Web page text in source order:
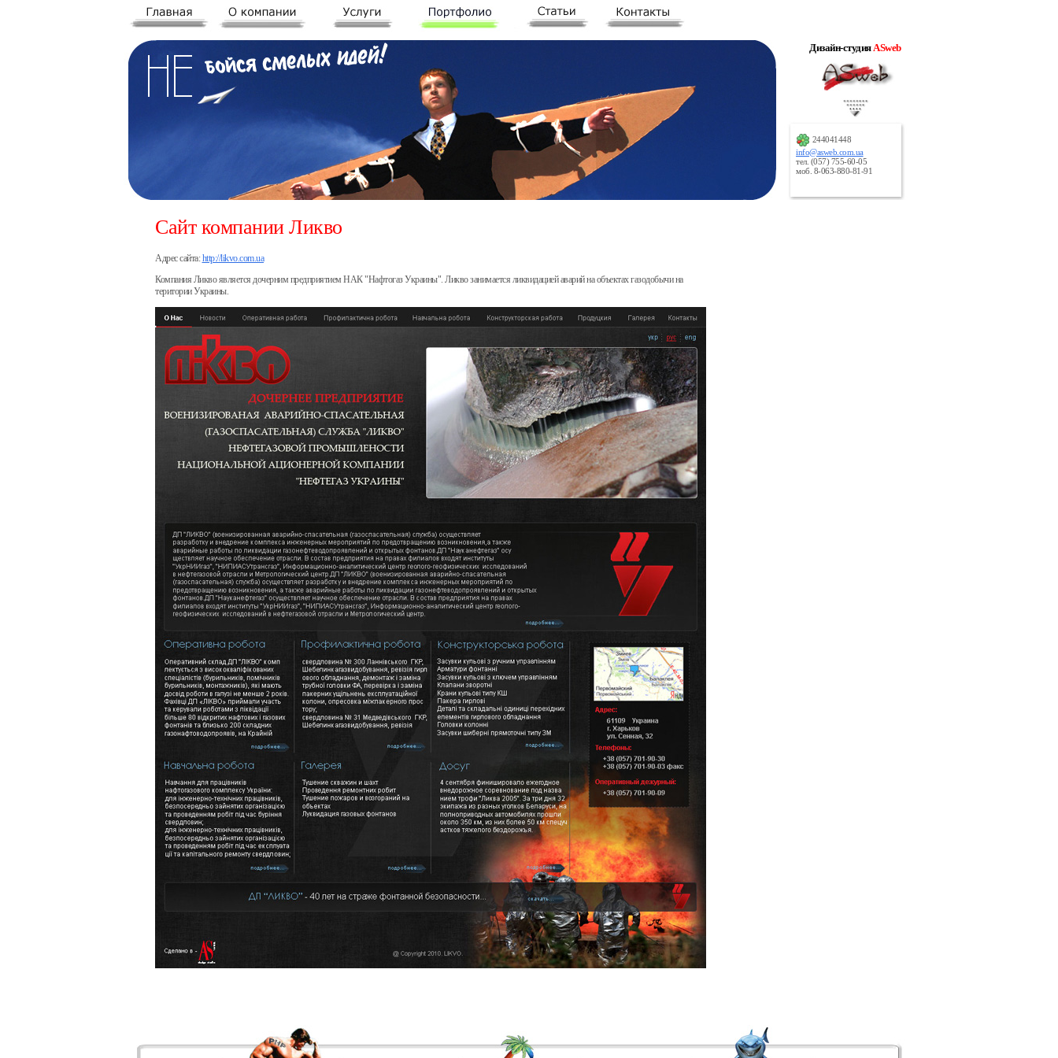
Дизайн-студияASweb
244041448
info@asweb.com.ua
тел. (057) 755-60-05
моб. 8-063-880-81-91
Сайт компании Ликво
Адрес сайта:http://likvo.com.ua
Компания Ликво является дочерним предприятием НАК "Нафтогаз Украины". Ликво занимается ликвидацией аварий на объектах газодобычи на
територии Украины.